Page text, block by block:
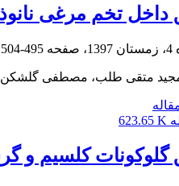
داخل تخم مرغی
495-504
متقی طلب، مصطفی گلشکن
623.65 K
گلوکونات کلسیم و